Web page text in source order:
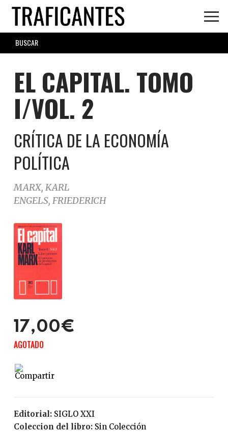
Skip
main
content
SEARCH
FORM
EL CAPITAL. TOMO
I/VOL. 2
CRÍTICA DE LA ECONOMÍA
POLÍTICA
MARX, KARL
ENGELS, FRIEDERICH
17,00€
AGOTADO
Editorial:
SIGLO XXI
Coleccion del libro:
Sin Colección